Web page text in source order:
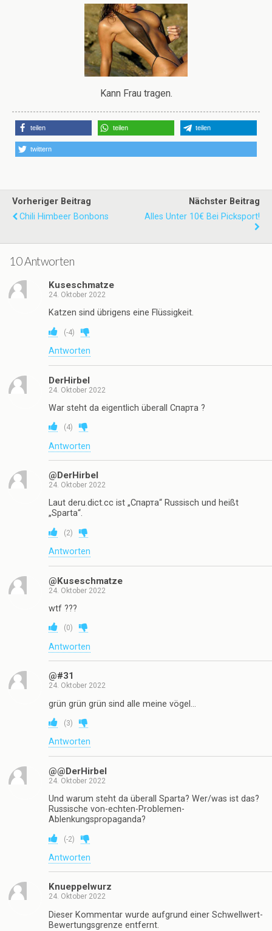
Kann Frau tragen.
teilen teilen teilen
twittern
Vorheriger Beitrag
Chili Himbeer Bonbons
Nächster Beitrag
Alles Unter 10€ Bei Picksport!
10 Antworten
Kuseschmatze
24. Oktober 2022
Katzen sind übrigens eine Flüssigkeit.
(-4)
Antworten
DerHirbel
24. Oktober 2022
War steht da eigentlich überall Спарта ?
(4)
Antworten
@DerHirbel
24. Oktober 2022
Laut deru.dict.cc ist „Спарта“ Russisch und heißt
„Sparta“.
(2)
Antworten
@Kuseschmatze
24. Oktober 2022
wtf ???
(0)
Antworten
@#31
24. Oktober 2022
grün grün grün sind alle meine vögel…
(3)
Antworten
@@DerHirbel
24. Oktober 2022
Und warum steht da überall Sparta? Wer/was ist das?
Russische von-echten-Problemen-
Ablenkungspropaganda?
(-2)
Antworten
Knueppelwurz
24. Oktober 2022
Dieser Kommentar wurde aufgrund einer Schwellwert-
Bewertungsgrenze entfernt.